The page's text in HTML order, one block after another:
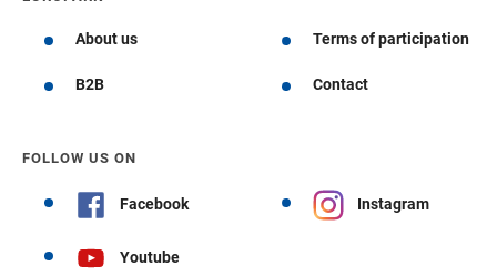
About us Terms of participation
B2B Contact
FOLLOW US ON
Facebook Instagram
Youtube